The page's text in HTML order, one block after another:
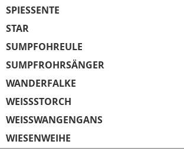
SPIESSENTE
STAR
SUMPFOHREULE
SUMPFROHRSÄNGER
WANDERFALKE
WEISSSTORCH
WEISSWANGENGANS
WIESENWEIHE